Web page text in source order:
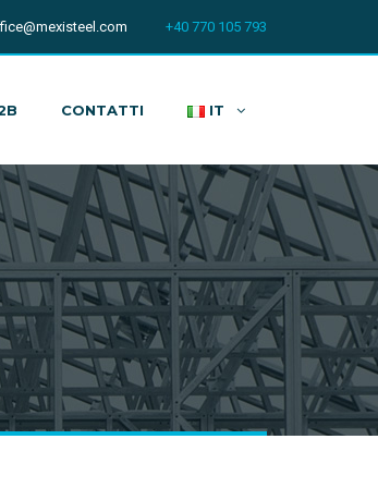
+40 770 105 793
CONTATTI IT